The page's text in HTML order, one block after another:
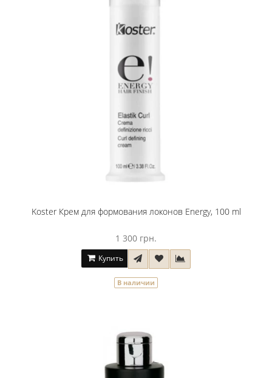
Koster Крем для формования локонов Energy, 100 ml
1 300 грн.
Купить
В наличии